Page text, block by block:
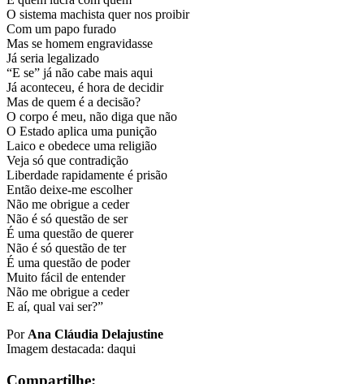
O sistema machista quer nos proibir
Com um papo furado
Mas se homem engravidasse
Já seria legalizado
“E se” já não cabe mais aqui
Já aconteceu, é hora de decidir
Mas de quem é a decisão?
O corpo é meu, não diga que não
O Estado aplica uma punição
Laico e obedece uma religião
Veja só que contradição
Liberdade rapidamente é prisão
Então deixe-me escolher
Não me obrigue a ceder
Não é só questão de ser
É uma questão de querer
Não é só questão de ter
É uma questão de poder
Muito fácil de entender
Não me obrigue a ceder
E aí, qual vai ser?”
Por Ana Cláudia Delajustine
Imagem destacada: daqui
Compartilhe: